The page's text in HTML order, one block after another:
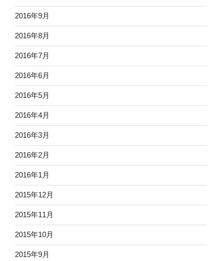
2016年9月
2016年8月
2016年7月
2016年6月
2016年5月
2016年4月
2016年3月
2016年2月
2016年1月
2015年12月
2015年11月
2015年10月
2015年9月